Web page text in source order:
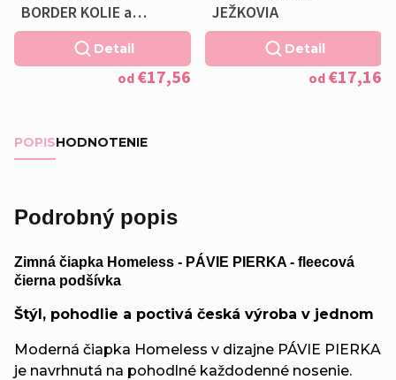
BORDER KOLIE a
VANKÚŠIK ZADARMO
od€17,56
Detail
JEŽKOVIA
od€17,16
Detail
POPISHODNOTENIE
Podrobný popis
Zimná čiapka Homeless - PÁVIE PIERKA - fleecová
čierna podšívka
Štýl, pohodlie a poctivá česká výroba v jednom
Moderná čiapka Homeless v dizajne PÁVIE PIERKA
je navrhnutá na pohodlné každodenné nosenie.